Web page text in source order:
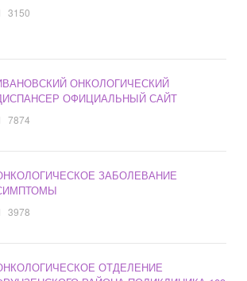
3150
ОНКОЛОГИЧЕСКИЙ
ОФИЦИАЛЬНЫЙ САЙТ
7874
ЗАБОЛЕВАНИЕ
3978
ОТДЕЛЕНИЕ